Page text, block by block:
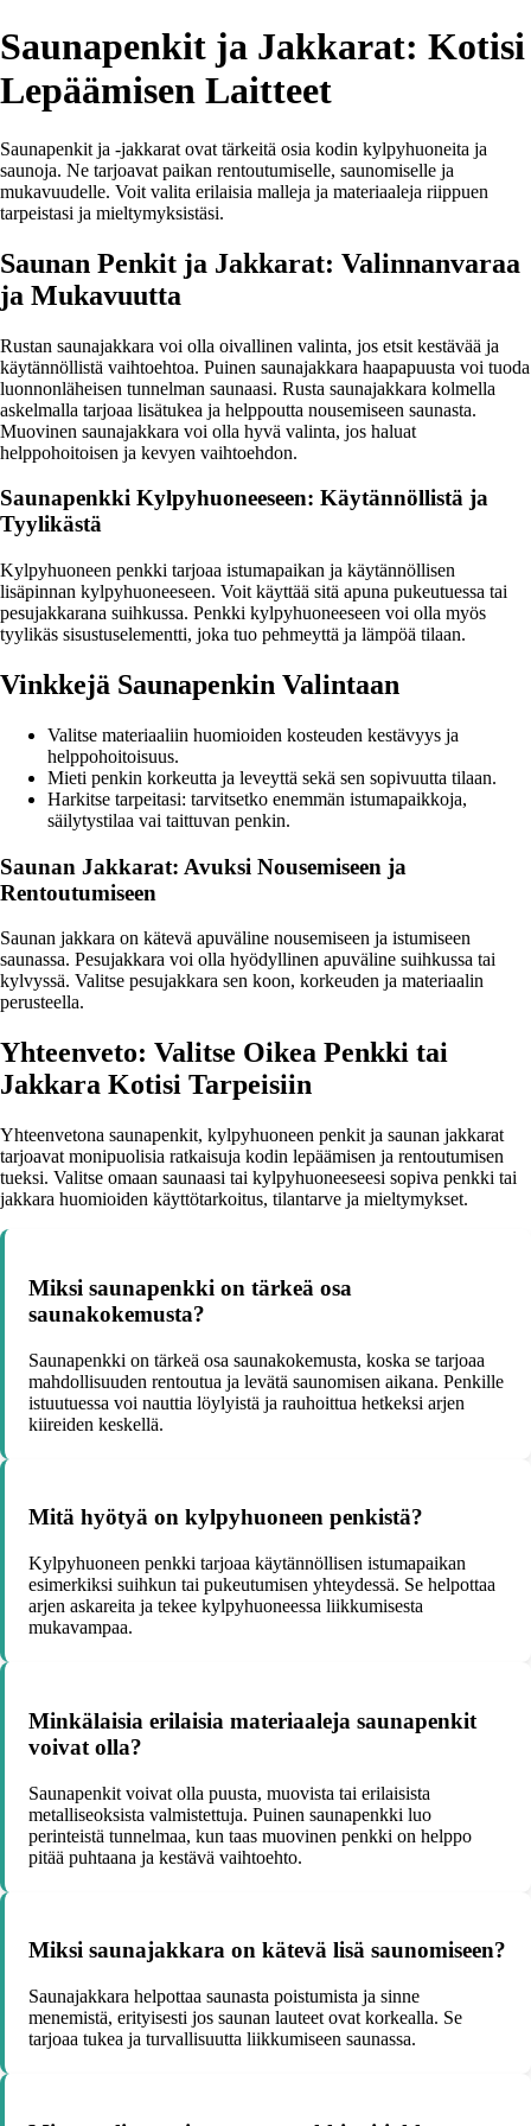
Saunapenkit ja Jakkarat: Kotisi
Lepäämisen Laitteet
Saunapenkit ja -jakkarat ovat tärkeitä osia kodin kylpyhuoneita ja
saunoja. Ne tarjoavat paikan rentoutumiselle, saunomiselle ja
mukavuudelle. Voit valita erilaisia malleja ja materiaaleja riippuen
tarpeistasi ja mieltymyksistäsi.
Saunan Penkit ja Jakkarat: Valinnanvaraa
ja Mukavuutta
Rustan saunajakkara voi olla oivallinen valinta, jos etsit kestävää ja
käytännöllistä vaihtoehtoa. Puinen saunajakkara haapapuusta voi tuoda
luonnonläheisen tunnelman saunaasi. Rusta saunajakkara kolmella
askelmalla tarjoaa lisätukea ja helppoutta nousemiseen saunasta.
Muovinen saunajakkara voi olla hyvä valinta, jos haluat
helppohoitoisen ja kevyen vaihtoehdon.
Saunapenkki Kylpyhuoneeseen: Käytännöllistä ja
Tyylikästä
Kylpyhuoneen penkki tarjoaa istumapaikan ja käytännöllisen
lisäpinnan kylpyhuoneeseen. Voit käyttää sitä apuna pukeutuessa tai
pesujakkarana suihkussa. Penkki kylpyhuoneeseen voi olla myös
tyylikäs sisustuselementti, joka tuo pehmeyttä ja lämpöä tilaan.
Vinkkejä Saunapenkin Valintaan
Valitse materiaaliin huomioiden kosteuden kestävyys ja
helppohoitoisuus.
Mieti penkin korkeutta ja leveyttä sekä sen sopivuutta tilaan.
Harkitse tarpeitasi: tarvitsetko enemmän istumapaikkoja,
säilytystilaa vai taittuvan penkin.
Saunan Jakkarat: Avuksi Nousemiseen ja
Rentoutumiseen
Saunan jakkara on kätevä apuväline nousemiseen ja istumiseen
saunassa. Pesujakkara voi olla hyödyllinen apuväline suihkussa tai
kylvyssä. Valitse pesujakkara sen koon, korkeuden ja materiaalin
perusteella.
Yhteenveto: Valitse Oikea Penkki tai
Jakkara Kotisi Tarpeisiin
Yhteenvetona saunapenkit, kylpyhuoneen penkit ja saunan jakkarat
tarjoavat monipuolisia ratkaisuja kodin lepäämisen ja rentoutumisen
tueksi. Valitse omaan saunaasi tai kylpyhuoneeseesi sopiva penkki tai
jakkara huomioiden käyttötarkoitus, tilantarve ja mieltymykset.
Miksi saunapenkki on tärkeä osa
saunakokemusta?
Saunapenkki on tärkeä osa saunakokemusta, koska se tarjoaa
mahdollisuuden rentoutua ja levätä saunomisen aikana. Penkille
istuutuessa voi nauttia löylyistä ja rauhoittua hetkeksi arjen
kiireiden keskellä.
Mitä hyötyä on kylpyhuoneen penkistä?
Kylpyhuoneen penkki tarjoaa käytännöllisen istumapaikan
esimerkiksi suihkun tai pukeutumisen yhteydessä. Se helpottaa
arjen askareita ja tekee kylpyhuoneessa liikkumisesta
mukavampaa.
Minkälaisia erilaisia materiaaleja saunapenkit
voivat olla?
Saunapenkit voivat olla puusta, muovista tai erilaisista
metalliseoksista valmistettuja. Puinen saunapenkki luo
perinteistä tunnelmaa, kun taas muovinen penkki on helppo
pitää puhtaana ja kestävä vaihtoehto.
Miksi saunajakkara on kätevä lisä saunomiseen?
Saunajakkara helpottaa saunasta poistumista ja sinne
menemistä, erityisesti jos saunan lauteet ovat korkealla. Se
tarjoaa tukea ja turvallisuutta liikkumiseen saunassa.